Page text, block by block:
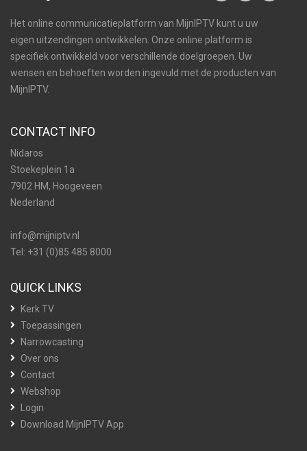
Het online communicatieplatform van MijnIPTV kunt u uw
eigen uitzendingen ontwikkelen. Onze online platform is
specifiek ontwikkeld voor verschillende doelgroepen. Uw
wensen en behoeften worden ingevuld met de producten van
MijnIPTV.
CONTACT INFO
Nidaros
Stoekeplein 1a
7902 HM, Hoogeveen
Nederland
info@mijniptv.nl
Tel: +31 (0)85 485 8000
QUICK LINKS
Kerk TV
Toepassingen
Narrowcasting
Over ons
Contact
Webshop
Login
Download MijnIPTV App